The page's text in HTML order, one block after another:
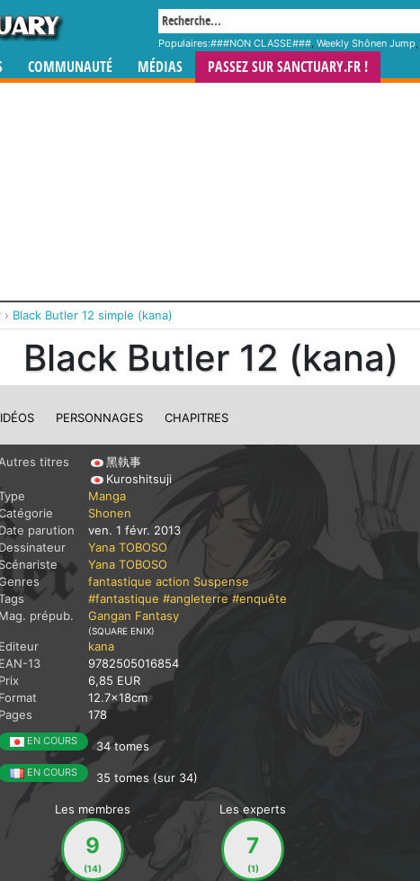
Populaires:###NON CLASSE###, Weekly Shônen Jump,
COMMUNAUTÉ MÉDIAS PASSEZ SUR SANCTUARY.FR !
› Black Butler 12 simple (kana)
Black Butler 12 (kana)
PERSONNAGES CHAPITRES
Autres titres
黑執事
Kuroshitsuji
Manga
Shonen
Date parution
ven. 1 févr. 2013
Dessinateur
Yana TOBOSO
Scénariste
Yana TOBOSO
fantastique action Suspense
#fantastique #angleterre #enquête
Mag. prépub.
Gangan Fantasy
(SQUARE ENIX)
Editeur
kana
EAN-13
9782505016854
Prix
6,85 EUR
Format
12.7x18cm
Pages
178
EN COURS 34 tomes
EN COURS 35 tomes (sur 34)
Les membres
9
(14)
Les experts
7
(1)